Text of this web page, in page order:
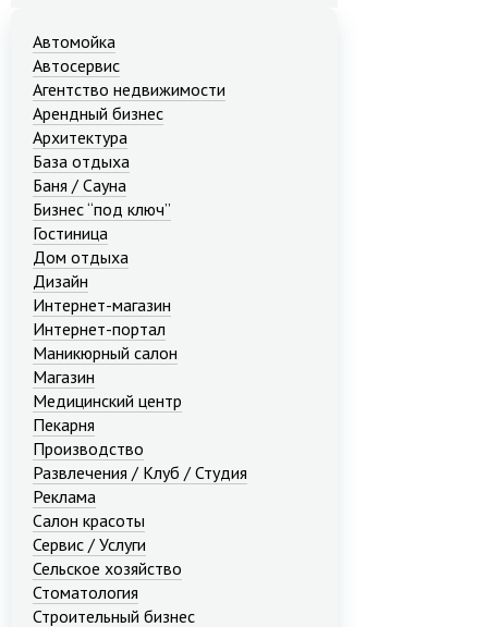
Автомойка
Автосервис
Агентство недвижимости
Арендный бизнес
Архитектура
База отдыха
Баня / Сауна
Бизнес “под ключ”
Гостиница
Дом отдыха
Дизайн
Интернет-магазин
Интернет-портал
Маникюрный салон
Магазин
Медицинский центр
Пекарня
Производство
Развлечения / Клуб / Студия
Реклама
Салон красоты
Сервис / Услуги
Сельское хозяйство
Стоматология
Строительный бизнес